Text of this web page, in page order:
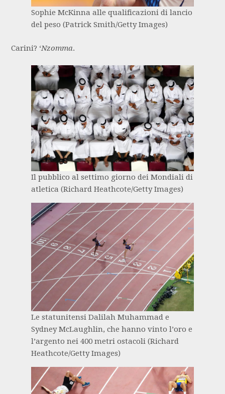
Sophie McKinna alle qualificazioni di lancio
del peso (Patrick Smith/Getty Images)
Carini? ‘Nzomma.
Il pubblico al settimo giorno dei Mondiali di
atletica (Richard Heathcote/Getty Images)
Le statunitensi Dalilah Muhammad e
Sydney McLaughlin, che hanno vinto l’oro e
l’argento nei 400 metri ostacoli (Richard
Heathcote/Getty Images)